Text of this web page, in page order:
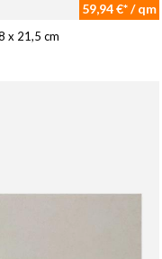
59,94 €* / qm
x 21,5 cm